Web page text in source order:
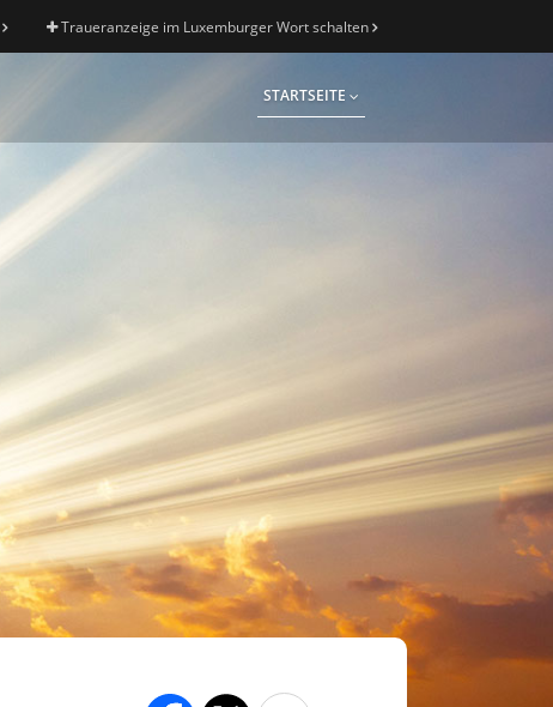
Traueranzeige im Luxemburger Wort schalten
STARTSEITE